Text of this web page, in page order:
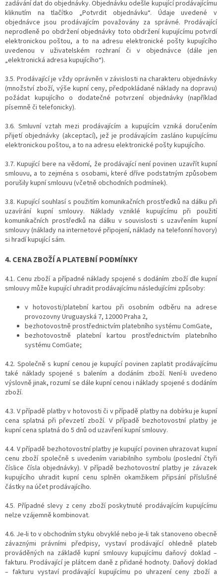
zadávání dat do objednávky. Objednávku odešle kupující prodávajícímu
kliknutím na tlačítko „Potvrdit objednávku“. Údaje uvedené v
objednávce jsou prodávajícím považovány za správné. Prodávající
neprodleně po obdržení objednávky toto obdržení kupujícímu potvrdí
elektronickou poštou, a to na adresu elektronické pošty kupujícího
uvedenou v uživatelském rozhraní či v objednávce (dále jen
„elektronická adresa kupujícího“).
3.5. Prodávající je vždy oprávněn v závislosti na charakteru objednávky
(množství zboží, výše kupní ceny, předpokládané náklady na dopravu)
požádat kupujícího o dodatečné potvrzení objednávky (například
písemně či telefonicky).
3.6. Smluvní vztah mezi prodávajícím a kupujícím vzniká doručením
přijetí objednávky (akceptací), jež je prodávajícím zasláno kupujícímu
elektronickou poštou, a to na adresu elektronické pošty kupujícího.
3.7. Kupující bere na vědomí, že prodávající není povinen uzavřít kupní
smlouvu, a to zejména s osobami, které dříve podstatným způsobem
porušily kupní smlouvu (včetně obchodních podmínek).
3.8. Kupující souhlasí s použitím komunikačních prostředků na dálku při
uzavírání kupní smlouvy. Náklady vzniklé kupujícímu při použití
komunikačních prostředků na dálku v souvislosti s uzavřením kupní
smlouvy (náklady na internetové připojení, náklady na telefonní hovory)
si hradí kupující sám.
4. CENA ZBOŽÍ A PLATEBNÍ PODMÍNKY
4.1. Cenu zboží a případné náklady spojené s dodáním zboží dle kupní
smlouvy může kupující uhradit prodávajícímu následujícími způsoby:
v hotovosti/platební kartou při osobním odběru na adrese
provozovny Uruguayská 7, 12000 Praha 2,
bezhotovostně prostřednictvím platebního systému ComGate,
bezhotovostně platební kartou prostřednictvím platebního
systému ComGate;
4.2. Společně s kupní cenou je kupující povinen zaplatit prodávajícímu
také náklady spojené s balením a dodáním zboží. Není-li uvedeno
výslovně jinak, rozumí se dále kupní cenou i náklady spojené s dodáním
zboží.
4.3. V případě platby v hotovosti či v případě platby na dobírku je kupní
cena splatná při převzetí zboží. V případě bezhotovostní platby je
kupní cena splatná do 5 dnů od uzavření kupní smlouvy.
4.4. V případě bezhotovostní platby je kupující povinen uhrazovat kupní
cenu zboží společně s uvedením variabilního symbolu (poslední čtyři
číslice čísla objednávky). V případě bezhotovostní platby je závazek
kupujícího uhradit kupní cenu splněn okamžikem připsání příslušné
částky na účet prodávajícího.
4.5. Případné slevy z ceny zboží poskytnuté prodávajícím kupujícímu
nelze vzájemně kombinovat.
4.6. Je-li to v obchodním styku obvyklé nebo je-li tak stanoveno obecně
závaznými právními předpisy, vystaví prodávající ohledně plateb
prováděných na základě kupní smlouvy kupujícímu daňový doklad –
fakturu. Prodávající je plátcem daně z přidané hodnoty. Daňový doklad
– fakturu vystaví prodávající kupujícímu po uhrazení ceny zboží a